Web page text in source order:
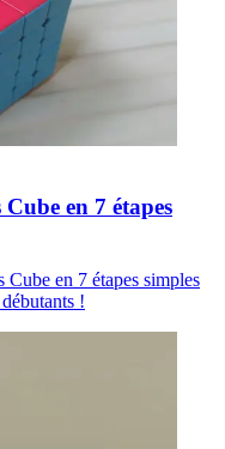
en 7 étapes
en 7 étapes simples
!